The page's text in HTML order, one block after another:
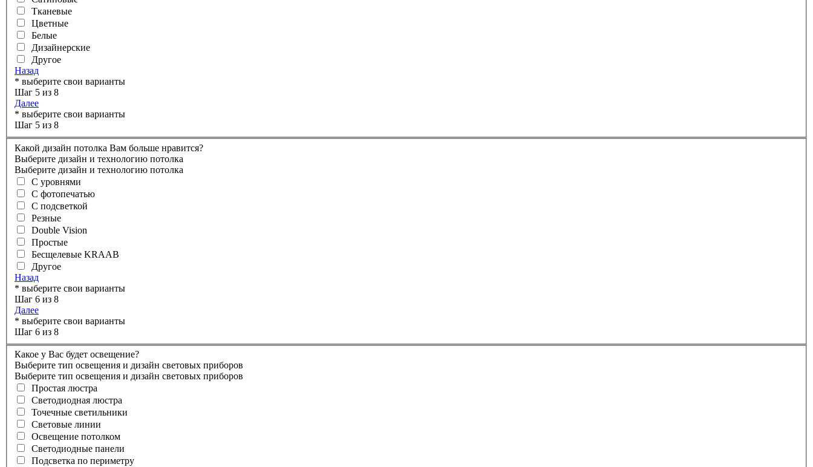
Тканевые
Цветные
Белые
Дизайнерские
Другое
Назад
* выберите свои варианты
Шаг 5 из 8
Далее
* выберите свои варианты
Шаг 5 из 8
Какой дизайн потолка Вам больше нравится?
Выберите дизайн и технологию потолка
Выберите дизайн и технологию потолка
С уровнями
С фотопечатью
С подсветкой
Резные
Double Vision
Простые
Бесщелевые KRAAB
Другое
Назад
* выберите свои варианты
Шаг 6 из 8
Далее
* выберите свои варианты
Шаг 6 из 8
Какое у Вас будет освещение?
Выберите тип освещения и дизайн световых приборов
Выберите тип освещения и дизайн световых приборов
Простая люстра
Светодиодная люстра
Точечные светильники
Световые линии
Освещение потолком
Светодиодные панели
Подсветка по периметру